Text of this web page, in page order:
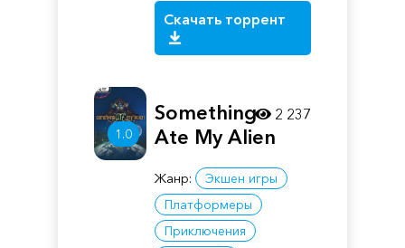
Скачать торрент
1.0
Something
Ate My Alien
Жанр:
Экшен игры
Платформеры
Приключения
2 237